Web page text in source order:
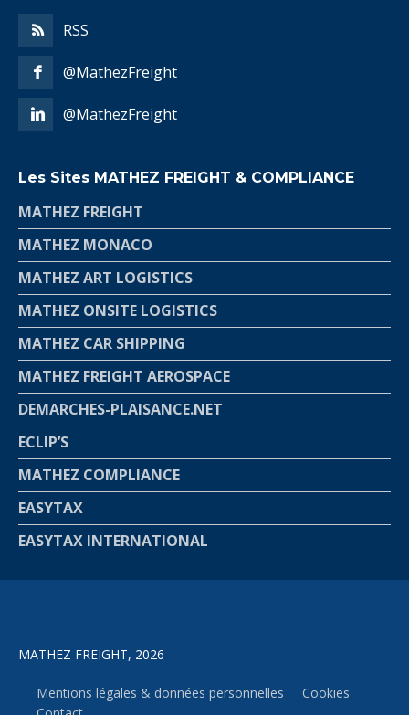
RSS
@MathezFreight
@MathezFreight
Les Sites MATHEZ FREIGHT & COMPLIANCE
MATHEZ FREIGHT
MATHEZ MONACO
MATHEZ ART LOGISTICS
MATHEZ ONSITE LOGISTICS
MATHEZ CAR SHIPPING
MATHEZ FREIGHT AEROSPACE
DEMARCHES-PLAISANCE.NET
ECLIP’S
MATHEZ COMPLIANCE
EASYTAX
EASYTAX INTERNATIONAL
MATHEZ FREIGHT, 2026
Mentions légales & données personnelles
Cookies